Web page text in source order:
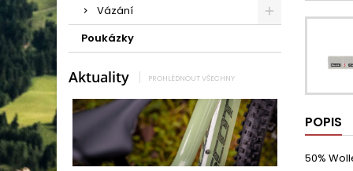
Vázání
Poukázky
Aktuality PROHLÉDNOUT VŠECHNY
POPIS
50%